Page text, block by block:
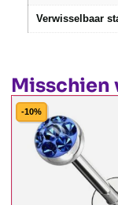
Verwisselbaar
Misschien
-10%